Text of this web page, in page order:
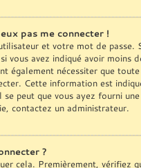
pas me connecter !
et votre mot de passe.
vous avez indiqué avoir moins
également nécessiter que
Cette information est
se peut que vous ayez fourni
contactez un administrateur.
?
cela. Premièrement, vérifiez